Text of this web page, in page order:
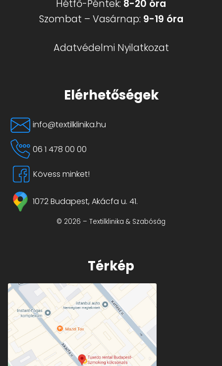
ki
Hétfő-Péntek: 8-20 óra
Szombat – Vasárnap: 9-19 óra
Adatvédelmi Nyilatkozat
Elérhetőségek
info@textilklinika.hu
06 1 478 00 00
Kövess minket!
1072 Budapest, Akácfa u. 41.
© 2026 – Textilklinika & Szabóság
Térkép